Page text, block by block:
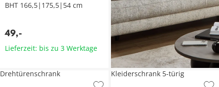
BHT 166,5|175,5|54 cm
49,-
Lieferzeit: bis zu 3 Werktage
Drehtürenschrank Kleiderschrank 5-türig